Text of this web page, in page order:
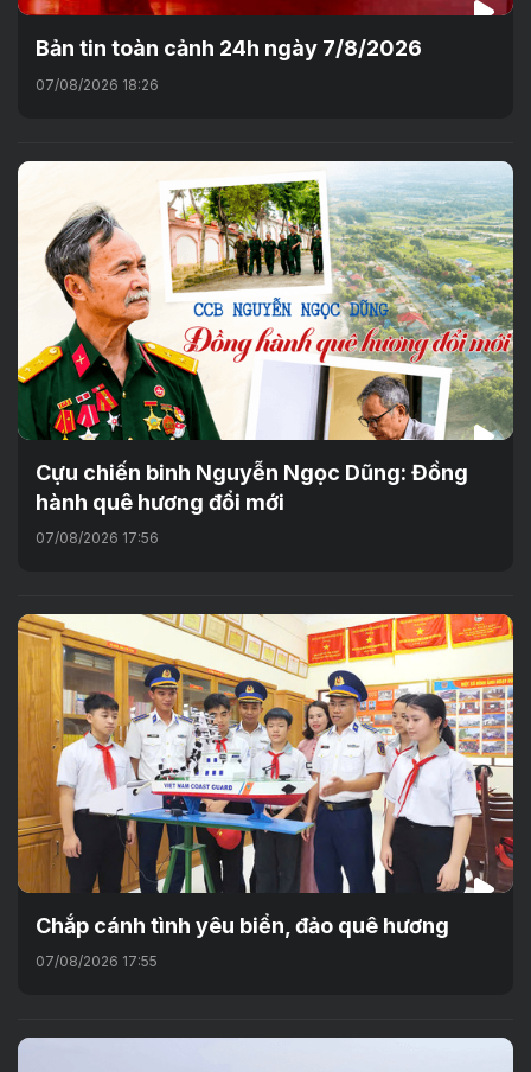
Bản tin toàn cảnh 24h ngày 7/8/2026
07/08/2026 18:26
Cựu chiến binh Nguyễn Ngọc Dũng: Đồng
hành quê hương đổi mới
07/08/2026 17:56
Chắp cánh tình yêu biển, đảo quê hương
07/08/2026 17:55